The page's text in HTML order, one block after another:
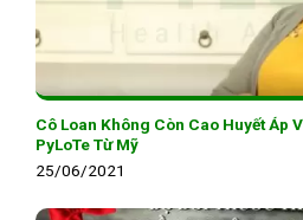
Cô Loan Không Còn Cao Huyết Áp
PyLoTe Từ Mỹ
25/06/2021